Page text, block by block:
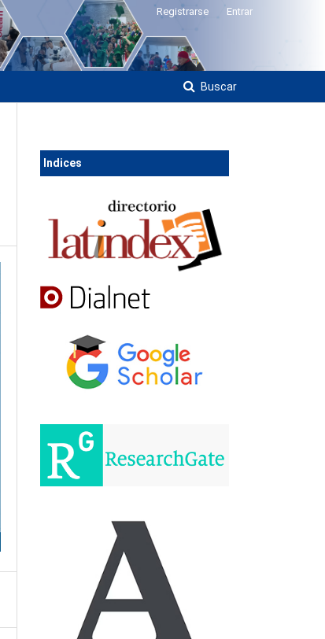
Buscar
Registrarse Entrar
Ind ices